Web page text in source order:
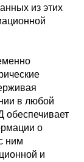
из этих
в любой
о
ним
и